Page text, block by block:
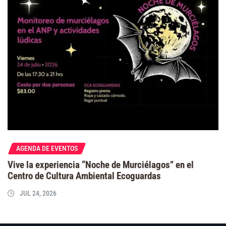
AGENDA DE EVENTOS
Vive la experiencia “Noche de Murciélagos” en el
Centro de Cultura Ambiental Ecoguardas
JUL 24, 2026